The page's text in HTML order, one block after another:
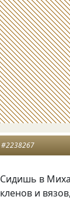
#2238267
Сидишь в
кленов и